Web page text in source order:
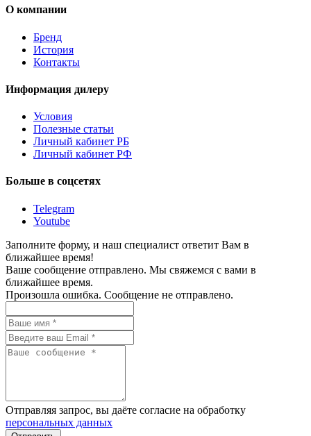
О компании
Бренд
История
Контакты
Информация дилеру
Условия
Полезные статьи
Личный кабинет РБ
Личный кабинет РФ
Больше в соцсетях
Telegram
Youtube
Заполните форму, и наш специалист ответит Вам в
ближайшее время!
Ваше сообщение отправлено. Мы свяжемся с вами в
ближайшее время.
Произошла ошибка. Сообщение не отправлено.
Отправляя запрос, вы даёте согласие на обработку
персональных данных